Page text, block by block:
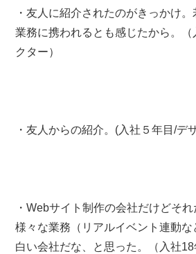
・友人に紹介されたのがきっかけ
業務に携われるとも感じたから。（
クター）
・友人からの紹介。(入社５年目/デ
・Webサイト制作の会社だけどそ
様々な業務（リアルイベント連動
白い会社だな、と思った。（入社